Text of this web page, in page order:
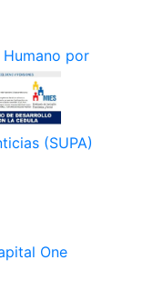
por
(SUPA)
One